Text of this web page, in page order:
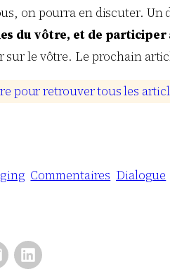
on pourra en discuter.
du vôtre, et de participer
sur le vôtre. Le prochain
re pourretrouvertousles articl
Commentaires Dialogue